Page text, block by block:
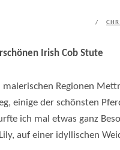
POSTED
BY
Irish Cob Stute
Regionen
einige der schönsten
ich mal etwas ganz
auf einer idyllischen